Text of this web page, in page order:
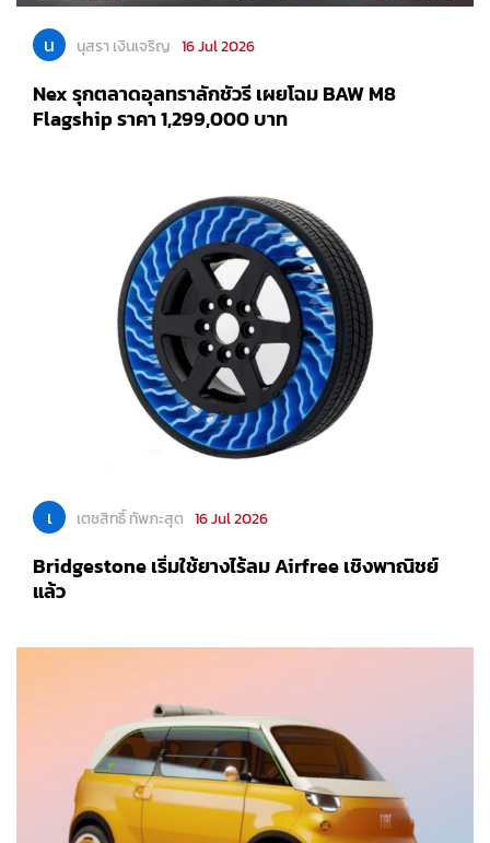
น นุสรา เงินเจริญ 16 Jul 2026
Nex รุกตลาดอุลทราลักชัวรี เผยโฉม BAW M8
Flagship ราคา 1,299,000 บาท
เ เตชสิทธิ์ ทัพภะสุต 16 Jul 2026
Bridgestone เริ่มใช้ยางไร้ลม Airfree เชิงพาณิชย์
แล้ว